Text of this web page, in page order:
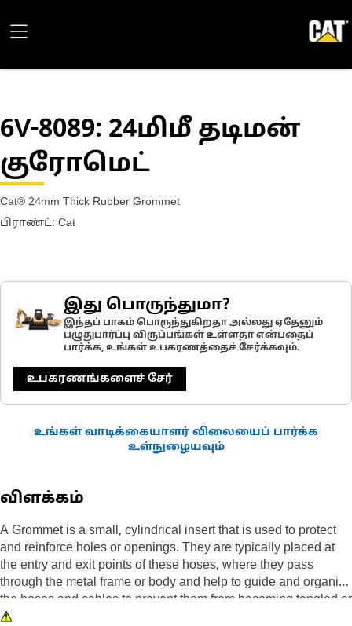
6V-8089: 24மிமீ தடிமன்
குரோமெட்
Cat® 24mm Thick Rubber Grommet
பிராண்ட்: Cat
இது பொருந்துமா?
இந்தப் பாகம் பொருந்துகிறதா அல்லது ஏதேனும்
பழுதுபார்ப்பு விருப்பங்கள் உள்ளதா என்பதைப்
பார்க்க, உங்கள் உபகரணத்தைச் சேர்க்கவும்.
உபகரணங்களைச் சேர்
உங்கள் வாடிக்கையாளர் விலையைப் பார்க்க
உள்நுழையவும்
விளக்கம்
A Grommet is a small, cylindrical insert that is used to protect
and reinforce holes or openings. They are typically placed at
the entry and exit points of these hoses, where they pass
through the metal frame or body and help to guide and organize
the hoses and cables to prevent them from becoming tangled or
disorganized.